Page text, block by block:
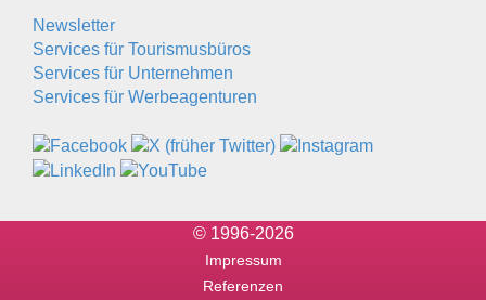
Newsletter
Services für Tourismusbüros
Services für Unternehmen
Services für Werbeagenturen
© 1996-2026
Impressum
Referenzen